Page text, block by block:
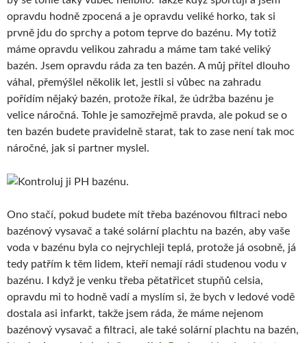
opravdu hodně zpocená a je opravdu veliké horko, tak si
prvně jdu do sprchy a potom teprve do bazénu. My totiž
máme opravdu velikou zahradu a máme tam také veliký
bazén. Jsem opravdu ráda za ten bazén. A můj přítel dlouho
váhal, přemýšlel několik let, jestli si vůbec na zahradu
pořídím nějaký bazén, protože říkal, že údržba bazénu je
velice náročná. Tohle je samozřejmě pravda, ale pokud se o
ten bazén budete pravidelně starat, tak to zase není tak moc
náročné, jak si partner myslel.
Ono stačí, pokud budete mít třeba bazénovou filtraci nebo
bazénový vysavač a také solární plachtu na bazén, aby vaše
voda v bazénu byla co nejrychleji teplá, protože já osobně, já
tedy patřím k těm lidem, kteří nemají rádi studenou vodu v
bazénu. I když je venku třeba pětatřicet stupňů celsia,
opravdu mi to hodně vadí a myslím si, že bych v ledové vodě
dostala asi infarkt, takže jsem ráda, že máme nejenom
bazénový vysavač a filtraci, ale také solární plachtu na bazén,